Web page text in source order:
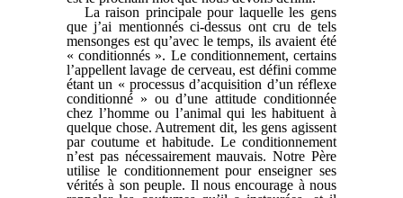
La raison principale pour laquelle les gens
que j’ai mentionnés ci-dessus ont cru de tels
mensonges est qu’avec le temps, ils avaient été
« conditionnés ». Le conditionnement, certains
l’appellent lavage de cerveau, est défini comme
étant un « processus d’acquisition d’un réflexe
conditionné » ou d’une attitude conditionnée
chez l’homme ou l’animal qui les habituent à
quelque chose. Autrement dit, les gens agissent
par coutume et habitude. Le conditionnement
n’est pas nécessairement mauvais. Notre Père
utilise le conditionnement pour enseigner ses
vérités à son peuple. Il nous encourage à nous